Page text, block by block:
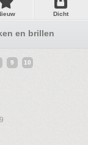
Dicht
en brillen
9 10